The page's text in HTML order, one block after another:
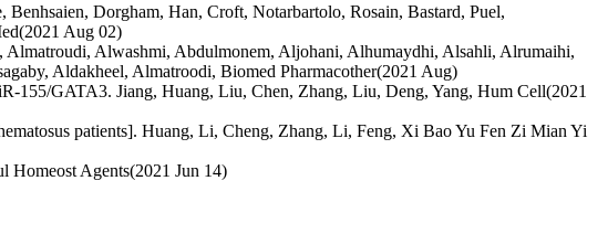
Dorgham, Han, Croft, Notarbartolo, Rosain, Bastard, Puel,
Aug 02)
Almatroudi, Alwashmi, Abdulmonem, Aljohani, Alhumaydhi, Alsahli, Alrumaihi,
Aldakheel, Almatroodi, Biomed Pharmacother(2021 Aug)
155/GATA3. Jiang, Huang, Liu, Chen, Zhang, Liu, Deng, Yang, Hum Cell(2021
patients]. Huang, Li, Cheng, Zhang, Li, Feng, Xi Bao Yu Fen Zi Mian Yi
Homeost Agents(2021 Jun 14)